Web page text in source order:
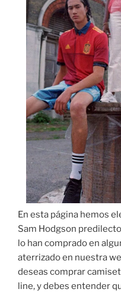
En esta página hemos
Sam Hodgson
lo han comprado en
aterrizado en nuestra
deseas comprar
line, y debes entender